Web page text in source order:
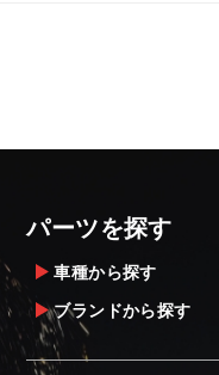
パーツを探す
車種から探す
ブランドから探す